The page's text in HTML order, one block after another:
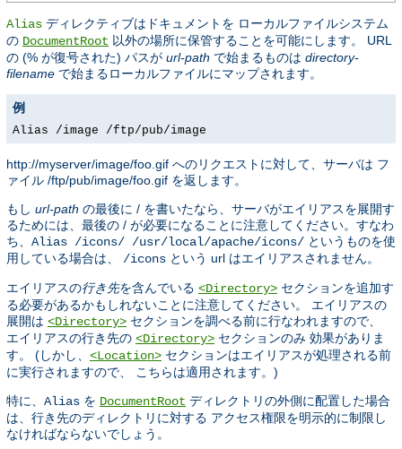
Alias ディレクティブはドキュメントを ローカルファイルシステム
の DocumentRoot 以外の場所に保管することを可能にします。 URL
の (% が復号された) パスが url-path で始まるものは directory-
filename で始まるローカルファイルにマップされます。
例
Alias /image /ftp/pub/image
http://myserver/image/foo.gif へのリクエストに対して、サーバは フ
ァイル /ftp/pub/image/foo.gif を返します。
もし url-path の最後に / を書いたなら、サーバがエイリアスを展開す
るためには、最後の / が必要になることに注意してください。すなわ
ち、 Alias /icons/ /usr/local/apache/icons/ というものを使
用している場合は、 /icons という url はエイリアスされません。
エイリアスの行き先を含んでいる <Directory> セクションを追加す
る必要があるかもしれないことに注意してください。 エイリアスの
展開は <Directory> セクションを調べる前に行なわれますので、
エイリアスの行き先の <Directory> セクションのみ 効果がありま
す。 (しかし、 <Location> セクションはエイリアスが処理される前
に実行されますので、 こちらは適用されます。)
特に、 Alias を DocumentRoot ディレクトリの外側に配置した場合
は、行き先のディレクトリに対する アクセス権限を明示的に制限し
なければならないでしょう。